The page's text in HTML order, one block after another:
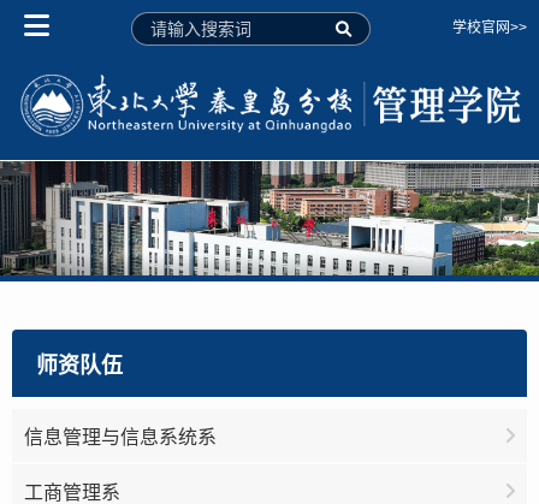
学校官网>>
师资队伍
信息管理与信息系统系
工商管理系